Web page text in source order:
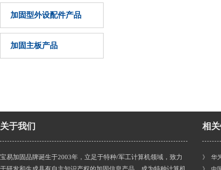
加固型外设配件产品
加固主板产品
关于我们
宝易加固品牌诞生于2003年，立足于特种/军工计算机领域，致力
相
》 华